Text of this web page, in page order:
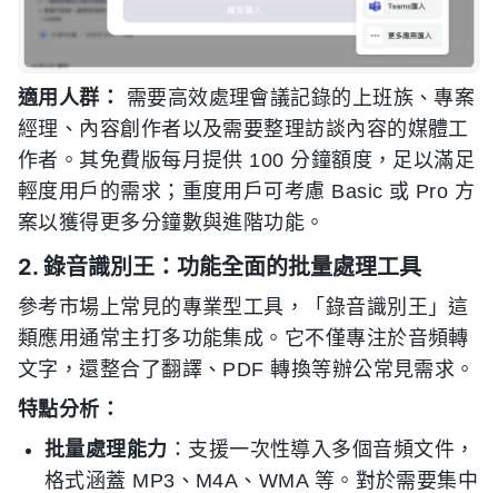
適用人群：
需要高效處理會議記錄的上班族、專案
經理、內容創作者以及需要整理訪談內容的媒體工
作者。其免費版每月提供 100 分鐘額度，足以滿足
輕度用戶的需求；重度用戶可考慮 Basic 或 Pro 方
案以獲得更多分鐘數與進階功能。
2. 錄音識別王：功能全面的批量處理工具
參考市場上常見的專業型工具，「錄音識別王」這
類應用通常主打多功能集成。它不僅專注於音頻轉
文字，還整合了翻譯、PDF 轉換等辦公常見需求。
特點分析：
批量處理能力 ：支援一次性導入多個音頻文件，
格式涵蓋 MP3、M4A、WMA 等。對於需要集中